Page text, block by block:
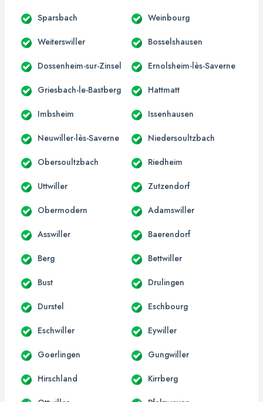
Sparsbach Weinbourg
Weiterswiller Bosselshausen
Dossenheim-sur-Zinsel Ernolsheim-lès-Saverne
Griesbach-le-Bastberg Hattmatt
Imbsheim Issenhausen
Neuwiller-lès-Saverne Niedersoultzbach
Obersoultzbach Riedheim
Uttwiller Zutzendorf
Obermodern Adamswiller
Asswiller Baerendorf
Berg Bettwiller
Bust Drulingen
Durstel Eschbourg
Eschwiller Eywiller
Goerlingen Gungwiller
Hirschland Kirrberg